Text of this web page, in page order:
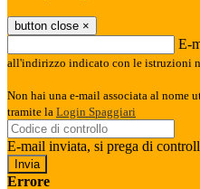
button close ×
E-
all'indirizzo indicato con le istruzioni
Non hai una e-mail associata al nome
tramite la Login Spaggiari
E-mail inviata, si prega di
Errore